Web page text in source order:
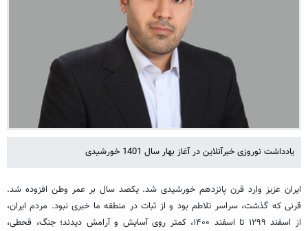
یادداشت نوروزی خبرآنلاین در آغاز بهار سال 1401 خورشیدی
ایران عزیز وارد قرن پانزدهم خورشیدی شد. یکصد سال بر عمر وطن افزوده شد.
قرنی که گذشت، سراسر تلاطم بود و از ثبات در منطقه ما خبری نبود. مردم ایران،
از اسفند ۱۲۹۹ تا اسفند ۱۴۰۰، کمتر روی آسایش و آرامش دیدند؛ جنگ، قحطی،